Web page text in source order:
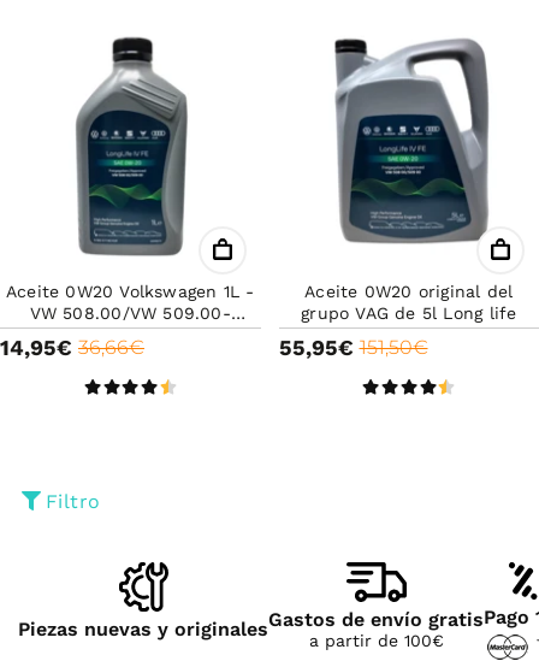
Aceite 0W20 Volkswagen 1L -
VW 508.00/VW 509.00-
Original VW- Long life-Aceite
de alta calidad
36,66€
14,95€
Aceite 0W20 original del
grupo VAG de 5l Long life
151,50€
55,95€
Filtro
Piezas nuevas y originalesGastos de envío gratis
a partir de 100€
Pago